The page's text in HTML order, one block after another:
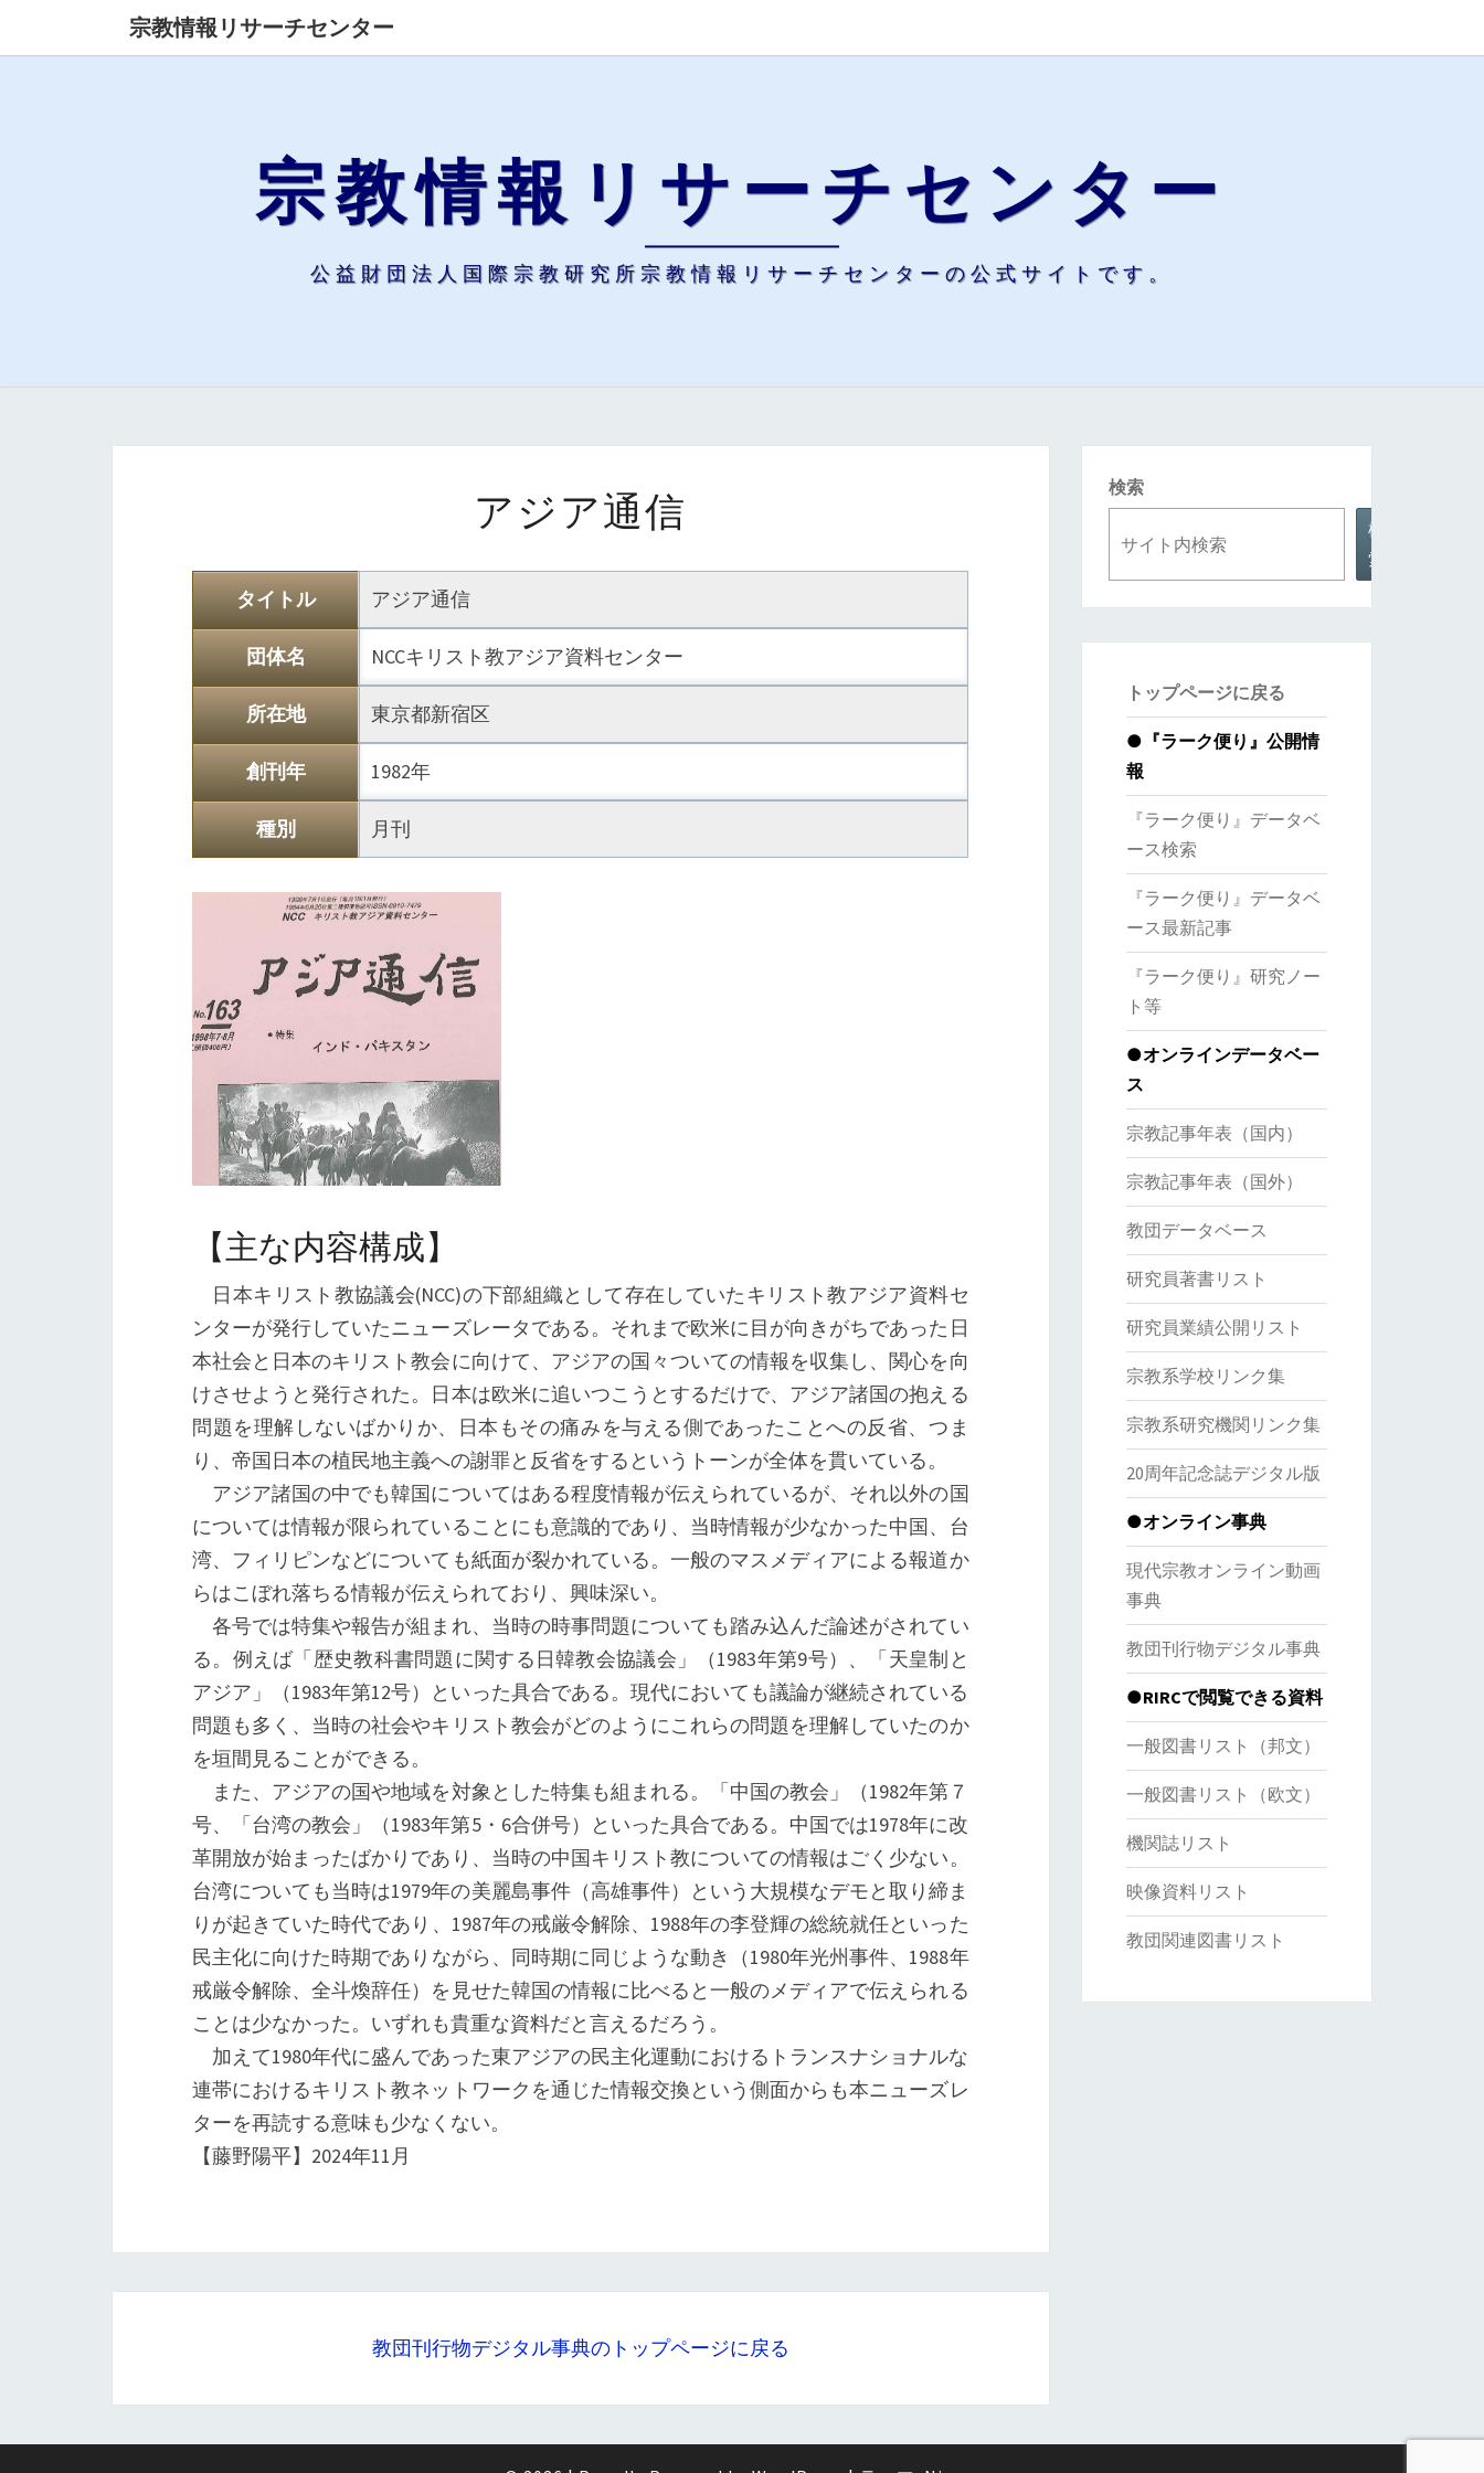
宗教情報リサーチセンター
宗教情報リサーチセンター
公益財団法人国際宗教研究所宗教情報リサーチセンターの公式サイトです。
ジ
通
アジア通信
タイトル アジア通信
団体名 NCCキリスト教アジア資料センター
所在地 東京都新宿区
創刊年 1982年
種別 月刊
【主な内容構成】
日本キリスト教協議会(NCC)の下部組織として存在していたキリスト教アジア資料セ
ンターが発行していたニューズレータである。それまで欧米に目が向きがちであった日
本社会と日本のキリスト教会に向けて、アジアの国々ついての情報を収集し、関心を向
けさせようと発行された。日本は欧米に追いつこうとするだけで、アジア諸国の抱える
問題を理解しないばかりか、日本もその痛みを与える側であったことへの反省、つま
り、帝国日本の植民地主義への謝罪と反省をするというトーンが全体を貫いている。
アジア諸国の中でも韓国についてはある程度情報が伝えられているが、それ以外の国
については情報が限られていることにも意識的であり、当時情報が少なかった中国、台
湾、フィリピンなどについても紙面が裂かれている。一般のマスメディアによる報道か
らはこぼれ落ちる情報が伝えられており、興味深い。
各号では特集や報告が組まれ、当時の時事問題についても踏み込んだ論述がされてい
る。例えば「歴史教科書問題に関する日韓教会協議会」（1983年第9号）、「天皇制と
アジア」（1983年第12号）といった具合である。現代においても議論が継続されている
問題も多く、当時の社会やキリスト教会がどのようにこれらの問題を理解していたのか
を垣間見ることができる。
また、アジアの国や地域を対象とした特集も組まれる。「中国の教会」（1982年第７
号、「台湾の教会」（1983年第5・6合併号）といった具合である。中国では1978年に改
革開放が始まったばかりであり、当時の中国キリスト教についての情報はごく少ない。
台湾についても当時は1979年の美麗島事件（高雄事件）という大規模なデモと取り締ま
りが起きていた時代であり、1987年の戒厳令解除、1988年の李登輝の総統就任といった
民主化に向けた時期でありながら、同時期に同じような動き（1980年光州事件、1988年
戒厳令解除、全斗煥辞任）を見せた韓国の情報に比べると一般のメディアで伝えられる
ことは少なかった。いずれも貴重な資料だと言えるだろう。
加えて1980年代に盛んであった東アジアの民主化運動におけるトランスナショナルな
連帯におけるキリスト教ネットワークを通じた情報交換という側面からも本ニューズレ
ターを再読する意味も少なくない。
【藤野陽平】2024年11月
教団刊行物デジタル事典のトップページに戻る
検索
検
索
トップページに戻る
● 『ラーク便り』公開情
報
『ラーク便り』データベ
ース検索
『ラーク便り』データベ
ース最新記事
『ラーク便り』研究ノー
ト等
●オンラインデータベー
ス
宗教記事年表（国内）
宗教記事年表（国外）
教団データベース
研究員著書リスト
研究員業績公開リスト
宗教系学校リンク集
宗教系研究機関リンク集
20周年記念誌デジタル版
●オンライン事典
現代宗教オンライン動画
事典
教団刊行物デジタル事典
●RIRCで閲覧できる資料
一般図書リスト（邦文）
一般図書リスト（欧文）
機関誌リスト
映像資料リスト
教団関連図書リスト